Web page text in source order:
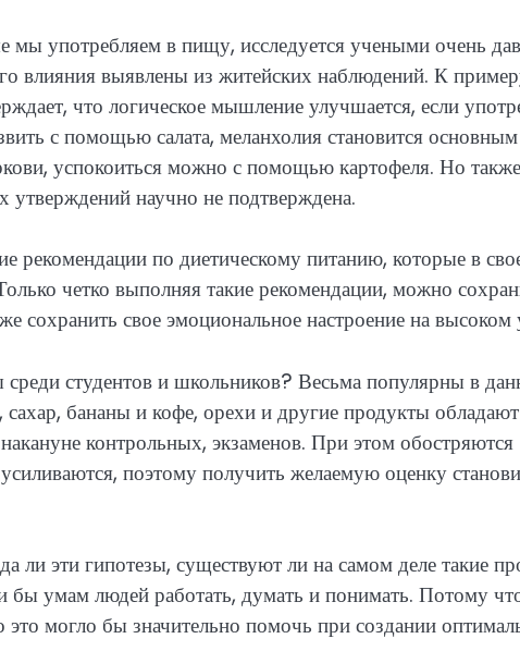
мы употребляем в пищу, исследуется учеными очень
влияния выявлены из житейских наблюдений. К
что логическое мышление улучшается, если
с помощью салата, меланхолия становится основным
успокоиться можно с помощью картофеля. Но также
утверждений научно не подтверждена.
рекомендации по диетическому питанию, которые в
четко выполняя такие рекомендации, можно
сохранить свое эмоциональное настроение на высоком
студентов и школьников? Весьма популярны в
бананы и кофе, орехи и другие продукты обладают
контрольных, экзаменов. При этом обостряются
поэтому получить желаемую оценку
ли эти гипотезы, существуют ли на самом деле такие
бы умам людей работать, думать и понимать. Потому
могло бы значительно помочь при создании